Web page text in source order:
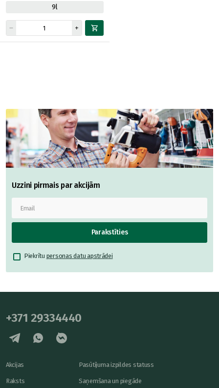
9l
Uzzini pirmais par akcijām
Parakstīties
Piekrītu personas datu apstrādei
+371 29334440
Akcijas
Raksts
Pasūtījuma izpildes statuss
Saņemšana un piegāde